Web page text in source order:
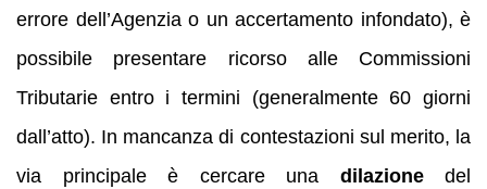
errore dell’Agenzia o un accertamento infondato), è
possibile presentare ricorso alle Commissioni
Tributarie entro i termini (generalmente 60 giorni
dall’atto). In mancanza di contestazioni sul merito, la
via principale è cercare una dilazionedel